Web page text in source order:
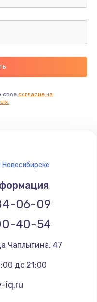
кнопки
звука
свое согласие на
06-09
40-54
Чаплыгина, 47
до 21:00
iq.ru